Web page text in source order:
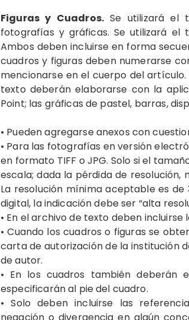
Figuras y Cuadros.Se utilizará el
fotografías y gráficas. Se utilizará el
Ambos deben incluirse en forma
cuadros y figuras deben numerarse
mencionarse en el cuerpo del
texto deberán elaborarse con la
Point; las gráficas de pastel, barras,
• Pueden agregarse anexos con
• Para las fotografías en versión
en formato TIFF o JPG. Solo si el
escala; dada la pérdida de resolución,
La resolución mínima aceptable es
digital, la indicación debe ser “alta
• En el archivo de texto deben incluirse
• Cuando los cuadros o figuras se
carta de autorización de la institución
de autor.
• En los cuadros también deberán
especificarán al pie del cuadro.
• Solo deben incluirse las